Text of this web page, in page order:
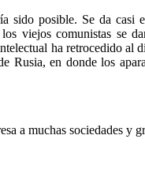
sido posible. Se da
viejos comunistas se
ha retrocedido al
Rusia, en donde los
a muchas sociedades y